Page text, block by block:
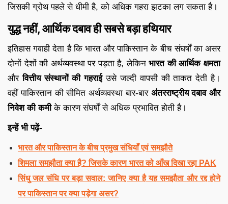
जिसकी ग्रोथ पहले से धीमी है, को अधिक गहरा झटका लग सकता है।
युद्ध नहीं, आर्थिक दबाव ही सबसे बड़ा हथियार
इतिहास गवाही देता है कि भारत और पाकिस्तान के बीच संघर्षों का असर
दोनों देशों की अर्थव्यवस्था पर पड़ता है, लेकिनभारत की आर्थिक क्षमता
औरवित्तीय संस्थानों की गहराईउसे जल्दी वापसी की ताकत देती है।
वहीं पाकिस्तान की सीमित अर्थव्यवस्था बार-बार अंतरराष्ट्रीय दबाव और
निवेश की कमीके कारण संघर्षों से अधिक प्रभावित होती है।
इन्हें भी पढ़ें-
भारत और पाकिस्तान के बीच प्रमुख संधियाँ एवं समझौते
शिमला समझौता क्या है? जिसके कारण भारत को आँख दिखा रहा PAK
सिंधु जल संधि पर बड़ा सवाल: जानिए क्या है यह समझौता और रद्द होने
पर पाकिस्तान पर क्या पड़ेगा असर?